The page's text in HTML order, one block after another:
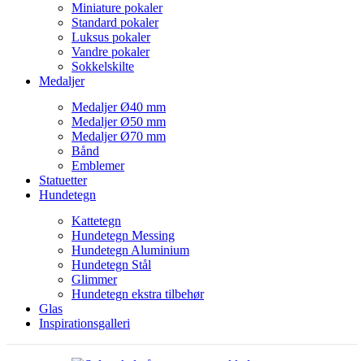
Miniature pokaler
Standard pokaler
Luksus pokaler
Vandre pokaler
Sokkelskilte
Medaljer
Medaljer Ø40 mm
Medaljer Ø50 mm
Medaljer Ø70 mm
Bånd
Emblemer
Statuetter
Hundetegn
Kattetegn
Hundetegn Messing
Hundetegn Aluminium
Hundetegn Stål
Glimmer
Hundetegn ekstra tilbehør
Glas
Inspirationsgalleri